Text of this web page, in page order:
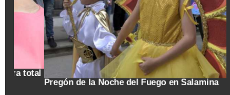
Pregón de la Noche del Fuego en Salamina